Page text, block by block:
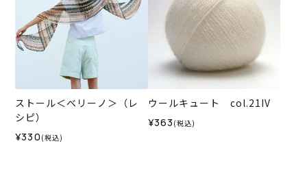
ストール＜ベリーノ＞（レ
シピ）
¥330 (税込)
ウールキュート col.21IV
¥363 (税込)